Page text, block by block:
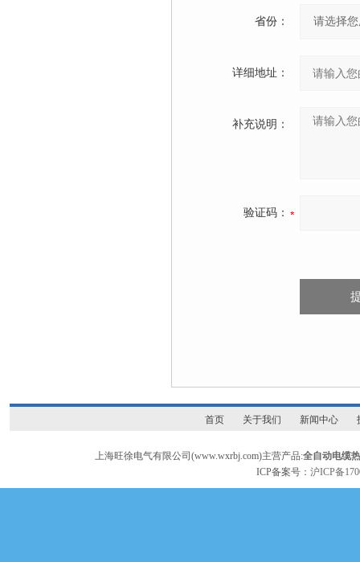
省份：
详细地址：
补充说明：
验证码：
首页 关于我们 新闻中心
上海旺徐电气有限公司(www.wxrbj.com)主营产品:全自动电缆
ICP备案号：沪ICP备